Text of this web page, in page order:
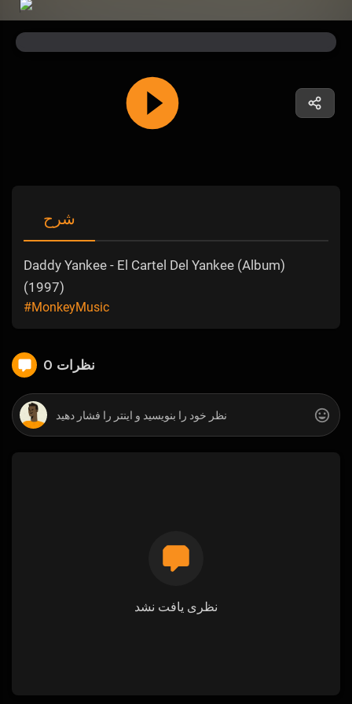
شرح
Daddy Yankee - El Cartel Del Yankee (Album)
(1997)
#MonkeyMusic
0 نظرات
نظری یافت نشد